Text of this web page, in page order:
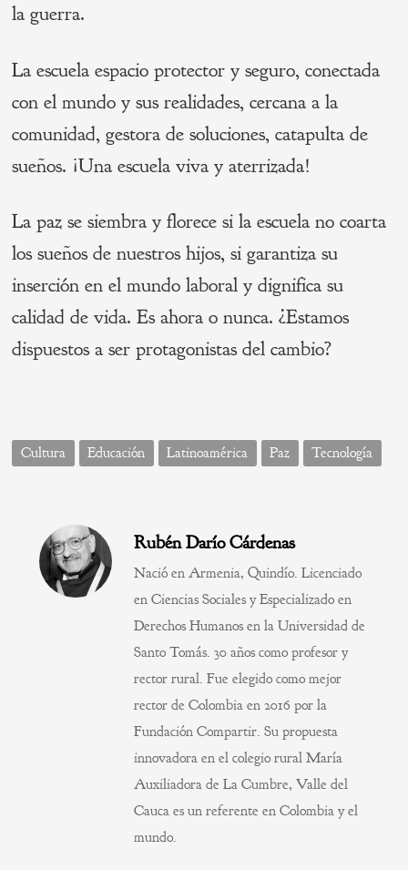
la guerra.
La escuela espacio protector y seguro, conectada
con el mundo y sus realidades, cercana a la
comunidad, gestora de soluciones, catapulta de
sueños. ¡Una escuela viva y aterrizada!
La paz se siembra y florece si la escuela no coarta
los sueños de nuestros hijos, si garantiza su
inserción en el mundo laboral y dignifica su
calidad de vida. Es ahora o nunca. ¿Estamos
dispuestos a ser protagonistas del cambio?
Cultura Educación Latinoamérica Paz Tecnología
Rubén Darío Cárdenas
Nació en Armenia, Quindío. Licenciado
en Ciencias Sociales y Especializado en
Derechos Humanos en la Universidad de
Santo Tomás. 30 años como profesor y
rector rural. Fue elegido como mejor
rector de Colombia en 2016 por la
Fundación Compartir. Su propuesta
innovadora en el colegio rural María
Auxiliadora de La Cumbre, Valle del
Cauca es un referente en Colombia y el
mundo.